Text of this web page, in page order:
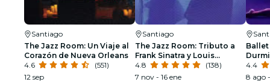
Santiago
The Jazz Room: Un Viaje al
Corazón de Nueva Orleans
4.6
(551)
12 sep
Santiago
The Jazz Room: Tributo a
Frank Sinatra y Louis
Armstrong
4.8
(138)
7 nov - 16 ene
Ballet
4.4
8 ago